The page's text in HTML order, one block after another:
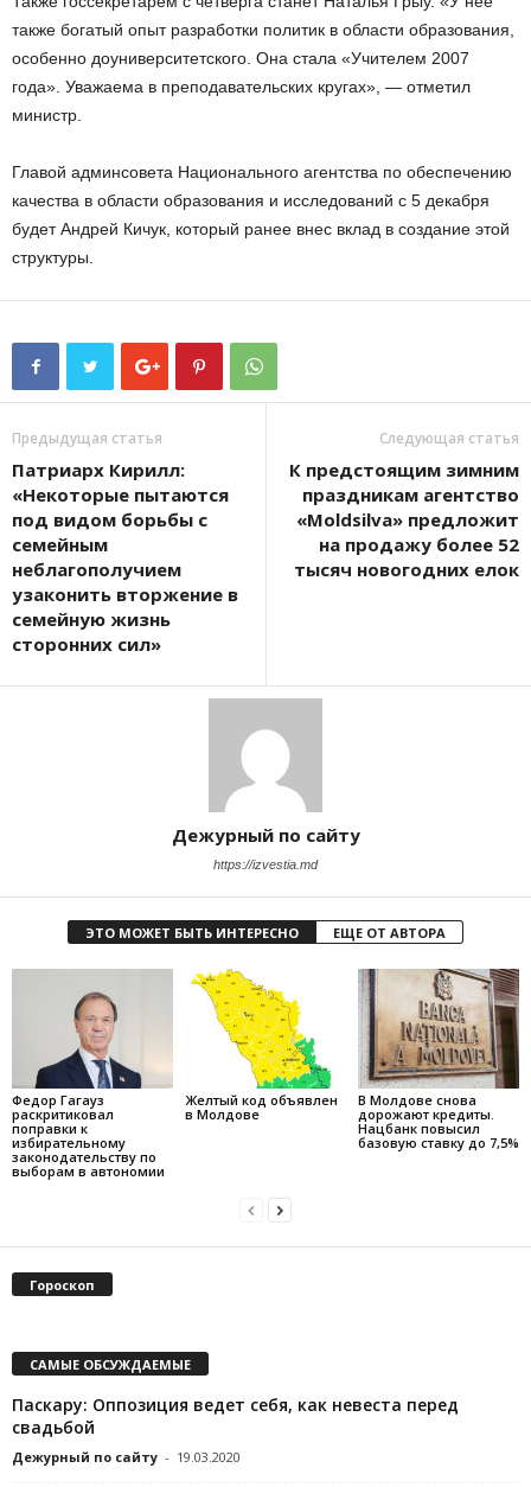
также богатый опыт разработки политик в области образования,
особенно доуниверситетского. Она стала «Учителем 2007
года». Уважаема в преподавательских кругах», — отметил
министр.
Главой админсовета Национального агентства по обеспечению
качества в области образования и исследований с 5 декабря
будет Андрей Кичук, который ранее внес вклад в создание этой
структуры.
Предыдущая статья
Патриарх Кирилл:
«Некоторые пытаются
под видом борьбы с
семейным
неблагополучием
узаконить вторжение в
семейную жизнь
сторонних сил»
Следующая статья
К предстоящим зимним
праздникам агентство
«Moldsilva» предложит
на продажу более 52
тысяч новогодних елок
Дежурный по сайту
https://izvestia.md
ЭТО МОЖЕТ БЫТЬ ИНТЕРЕСНО ЕЩЕ ОТ АВТОРА
Федор Гагауз
раскритиковал
поправки к
избирательному
законодательству по
выборам в автономии
Желтый код объявлен
в Молдове
В Молдове снова
дорожают кредиты.
Нацбанк повысил
базовую ставку до 7,5%
Гороскоп
САМЫЕ ОБСУЖДАЕМЫЕ
Паскару: Оппозиция ведет себя, как невеста перед
свадьбой
Дежурный по сайту - 19.03.2020